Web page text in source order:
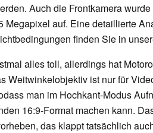
Auch die Frontkamera
Megapixel auf. Eine detaillierte
finden Sie in
alles toll, allerdings hat
Weitwinkelobjektiv ist nur für
man im Hochkant-Modus
16:9-Format machen kann.
das klappt tatsächlich